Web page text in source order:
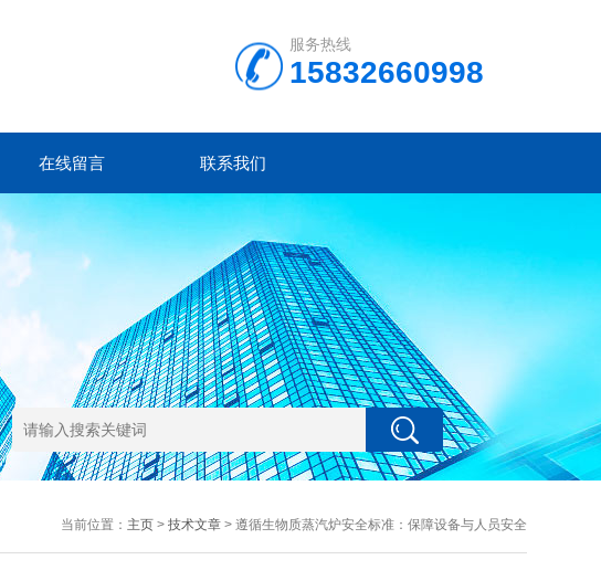
服务热线
15832660998
在线留言 联系我们
当前位置： 主页> 技术文章> 遵循生物质蒸汽炉安全标准：保障设备与人员安全